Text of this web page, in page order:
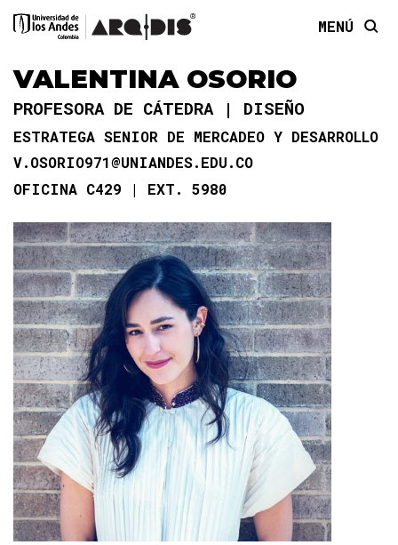
MENÚ
VALENTINA OSORIO
PROFESORA DE CÁTEDRA DISEÑO
ESTRATEGA SENIOR DE MERCADEO Y DESARROLLO
V.OSORIO971@UNIANDES.EDU.CO
OFICINA C429
EXT. 5980